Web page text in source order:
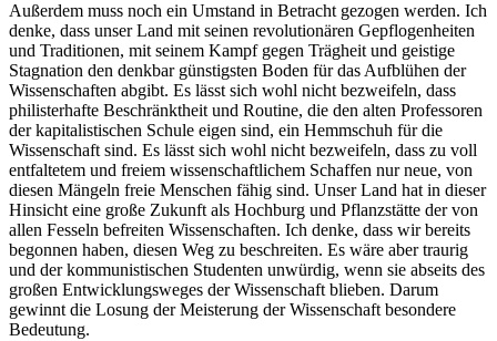
Außerdem muss noch ein Umstand in Betracht gezogen werden. Ich
denke, dass unser Land mit seinen revolutionären Gepflogenheiten
und Traditionen, mit seinem Kampf gegen Trägheit und geistige
Stagnation den denkbar günstigsten Boden für das Aufblühen der
Wissenschaften abgibt. Es lässt sich wohl nicht bezweifeln, dass
philisterhafte Beschränktheit und Routine, die den alten Professoren
der kapitalistischen Schule eigen sind, ein Hemmschuh für die
Wissenschaft sind. Es lässt sich wohl nicht bezweifeln, dass zu voll
entfaltetem und freiem wissenschaftlichem Schaffen nur neue, von
diesen Mängeln freie Menschen fähig sind. Unser Land hat in dieser
Hinsicht eine große Zukunft als Hochburg und Pflanzstätte der von
allen Fesseln befreiten Wissenschaften. Ich denke, dass wir bereits
begonnen haben, diesen Weg zu beschreiten. Es wäre aber traurig
und der kommunistischen Studenten unwürdig, wenn sie abseits des
großen Entwicklungsweges der Wissenschaft blieben. Darum
gewinnt die Losung der Meisterung der Wissenschaft besondere
Bedeutung.